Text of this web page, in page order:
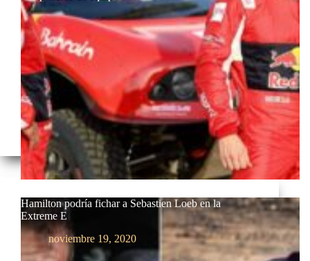
Hamilton podría fichar a Sebastien Loeb en la
Extreme E
noviembre 19, 2020